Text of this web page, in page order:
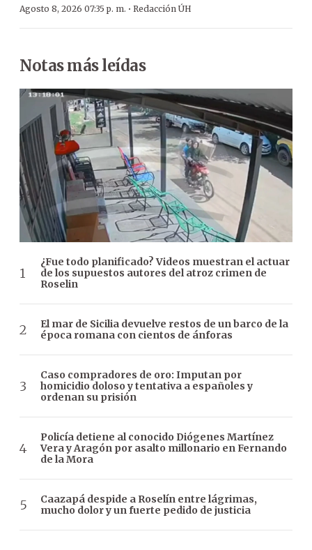
Agosto 8, 2026 07:35 p. m. · Redacción ÚH
Notas más leídas
¿Fue todo planificado? Videos muestran el actuar
de los supuestos autores del atroz crimen de
Roselin
El mar de Sicilia devuelve restos de un barco de la
época romana con cientos de ánforas
Caso compradores de oro: Imputan por
homicidio doloso y tentativa a españoles y
ordenan su prisión
Policía detiene al conocido Diógenes Martínez
Vera y Aragón por asalto millonario en Fernando
de la Mora
Caazapá despide a Roselín entre lágrimas,
mucho dolor y un fuerte pedido de justicia